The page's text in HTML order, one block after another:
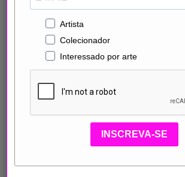
the weather project
Artista
Colecionador
Interessado por arte
INSCREVA-SE